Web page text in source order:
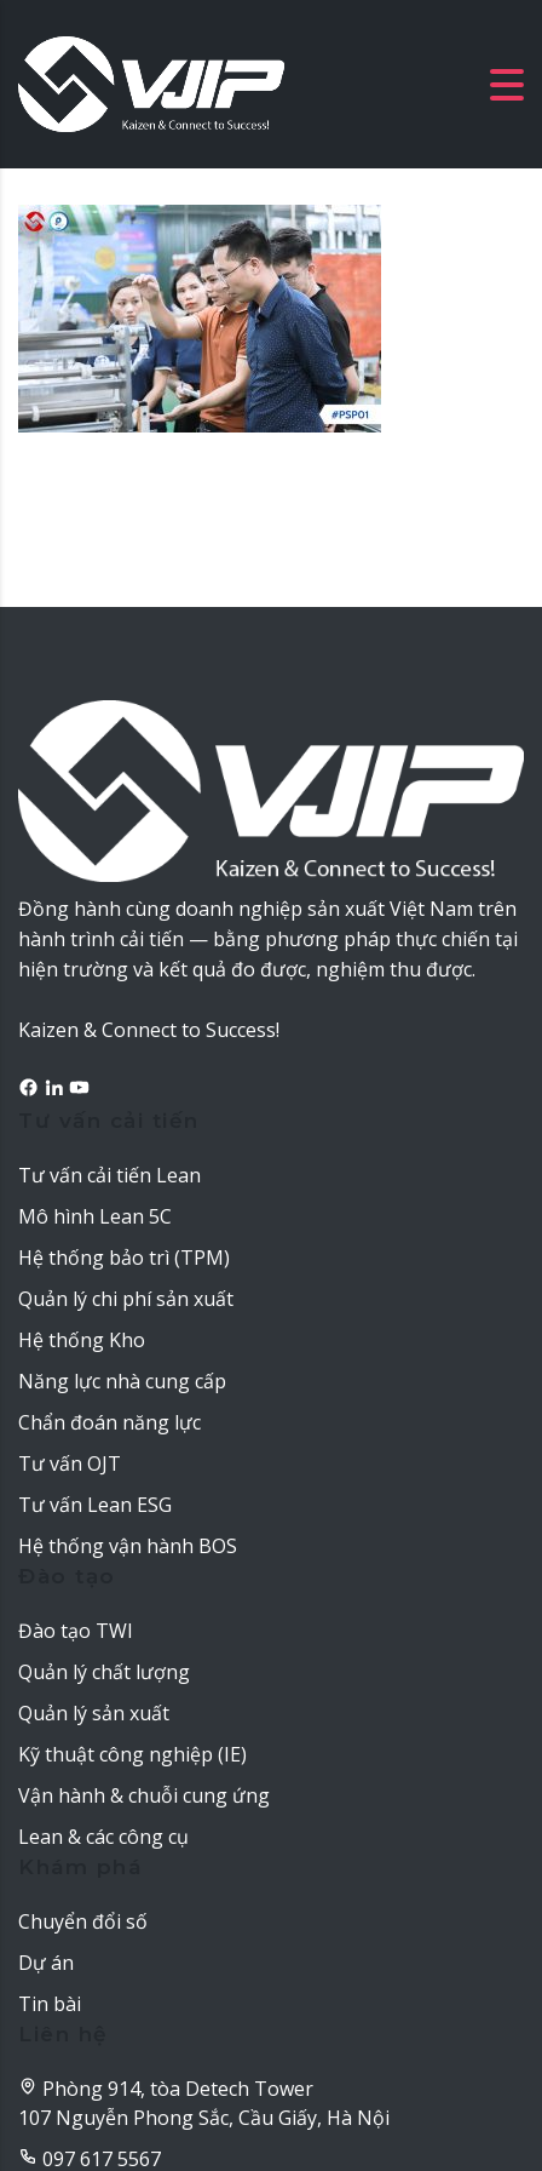
Đồng hành cùng doanh nghiệp sản xuất Việt Nam trên
hành trình cải tiến — bằng phương pháp thực chiến tại
hiện trường và kết quả đo được, nghiệm thu được.
Kaizen & Connect to Success!
Tư vấn cải tiến Lean
Mô hình Lean 5C
Hệ thống bảo trì (TPM)
Quản lý chi phí sản xuất
Hệ thống Kho
Năng lực nhà cung cấp
Chẩn đoán năng lực
Tư vấn OJT
Tư vấn Lean ESG
Hệ thống vận hành BOS
Đào tạo TWI
Quản lý chất lượng
Quản lý sản xuất
Kỹ thuật công nghiệp (IE)
Vận hành & chuỗi cung ứng
Lean & các công cụ
Chuyển đổi số
Dự án
Tin bài
Phòng 914, tòa Detech Tower
107 Nguyễn Phong Sắc, Cầu Giấy, Hà Nội
097 617 5567